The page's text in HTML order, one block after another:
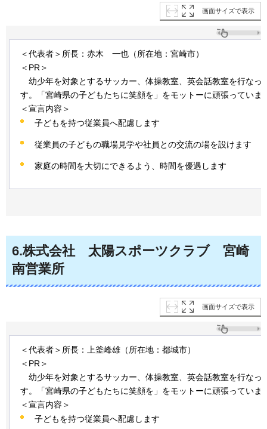
画面サイズで表示
＜代表者＞所長：赤木 一也 （所在地：宮崎市）
＜PR＞
幼少年を対象とするサッカー、体操教室、英会話教室を行なっ
す。「宮崎県の子どもたちに笑顔を」をモットーに頑張っていま
＜宣言内容＞
子どもを持つ従業員へ配慮します
従業員の子どもの職場見学や社員との交流の場を設けます
家庭の時間を大切にできるよう、時間を優遇します
6.株式会社 太陽スポーツクラブ
宮崎
南営業所
画面サイズで表示
＜代表者＞所長：上釜峰雄（所在地：都城市）
＜PR＞
幼少年を対象とするサッカー、体操教室、英会話教室を行なっ
す。「宮崎県の子どもたちに笑顔を」をモットーに頑張っていま
＜宣言内容＞
子どもを持つ従業員へ配慮します